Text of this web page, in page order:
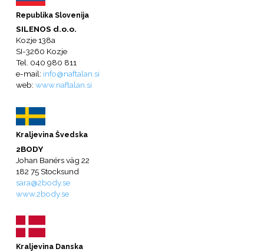
Republika Slovenija
SILENOS d.o.o.
Kozje 138a
SI-3260 Kozje
Tel. 040 980 811
e-mail: info@naftalan.si
web: www.naftalan.si
Kraljevina Švedska
2BODY
Johan Banérs väg 22
182 75 Stocksund
sara@2body.se
www.2body.se
Kraljevina Danska